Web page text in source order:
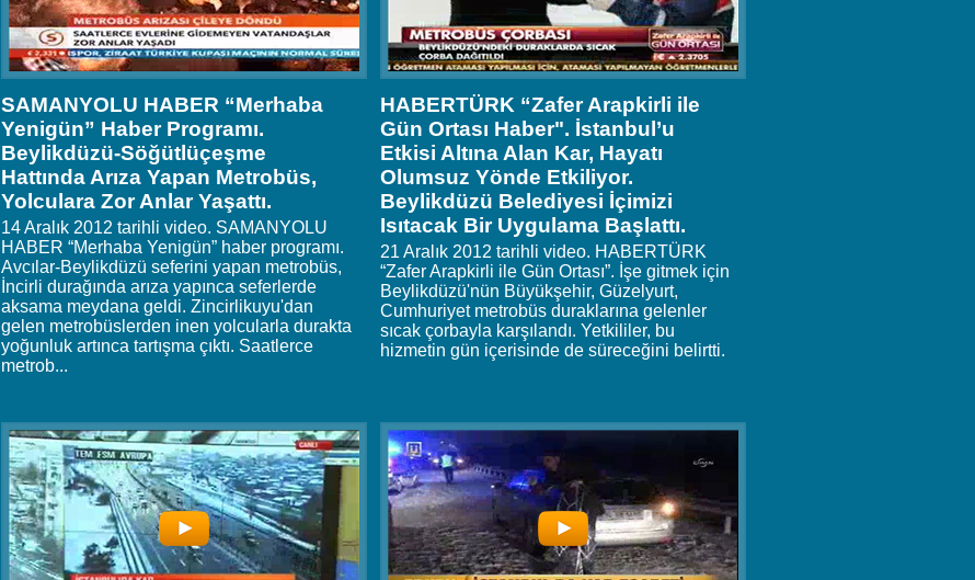
SAMANYOLU HABER “Merhaba
Yenigün” Haber Programı.
Beylikdüzü-Söğütlüçeşme
Hattında Arıza Yapan Metrobüs,
Yolculara Zor Anlar Yaşattı.
14 Aralık 2012 tarihli video. SAMANYOLU
HABER “Merhaba Yenigün” haber programı.
Avcılar-Beylikdüzü seferini yapan metrobüs,
İncirli durağında arıza yapınca seferlerde
aksama meydana geldi. Zincirlikuyu'dan
gelen metrobüslerden inen yolcularla durakta
yoğunluk artınca tartışma çıktı. Saatlerce
metrob...
HABERTÜRK “Zafer Arapkirli ile
Gün Ortası Haber". İstanbul’u
Etkisi Altına Alan Kar, Hayatı
Olumsuz Yönde Etkiliyor.
Beylikdüzü Belediyesi İçimizi
Isıtacak Bir Uygulama Başlattı.
21 Aralık 2012 tarihli video. HABERTÜRK
“Zafer Arapkirli ile Gün Ortası”. İşe gitmek için
Beylikdüzü'nün Büyükşehir, Güzelyurt,
Cumhuriyet metrobüs duraklarına gelenler
sıcak çorbayla karşılandı. Yetkililer, bu
hizmetin gün içerisinde de süreceğini belirtti.